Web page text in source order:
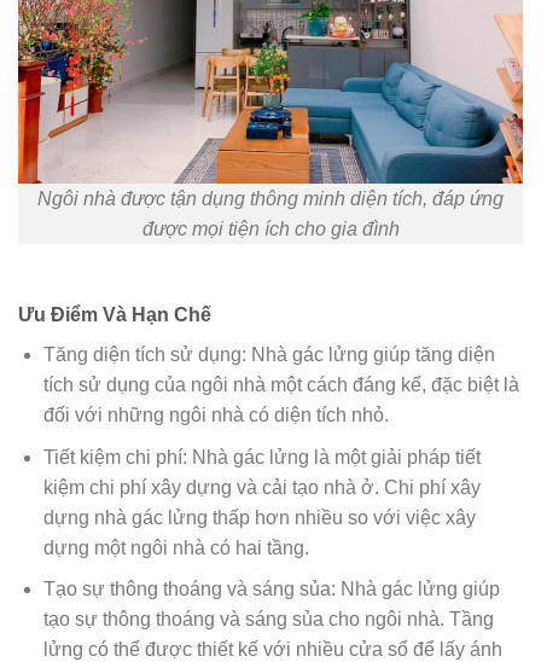
Ngôi nhà được tận dụng thông minh diện tích, đáp ứng
được mọi tiện ích cho gia đình
Ưu Điểm Và Hạn Chế
Tăng diện tích sử dụng: Nhà gác lửng giúp tăng diện
tích sử dụng của ngôi nhà một cách đáng kể, đặc biệt là
đối với những ngôi nhà có diện tích nhỏ.
Tiết kiệm chi phí: Nhà gác lửng là một giải pháp tiết
kiệm chi phí xây dựng và cải tạo nhà ở. Chi phí xây
dựng nhà gác lửng thấp hơn nhiều so với việc xây
dựng một ngôi nhà có hai tầng.
Tạo sự thông thoáng và sáng sủa: Nhà gác lửng giúp
tạo sự thông thoáng và sáng sủa cho ngôi nhà. Tầng
lửng có thể được thiết kế với nhiều cửa sổ để lấy ánh